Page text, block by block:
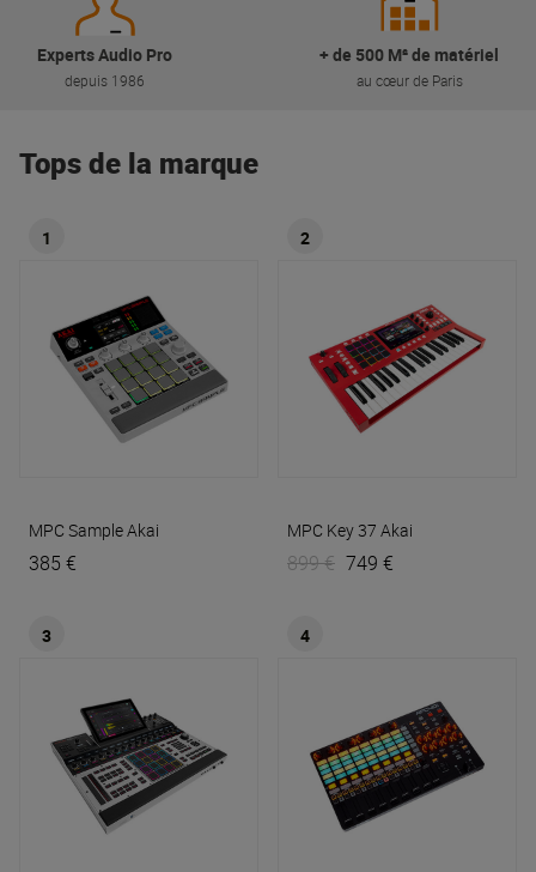
Experts Audio Pro
depuis 1986
+ de 500 M² de matériel
au cœur de Paris
Tops de la marque
1
MPC SampleAkai
385 €
2
MPC Key 37 Akai
899 € 749 €
3 4